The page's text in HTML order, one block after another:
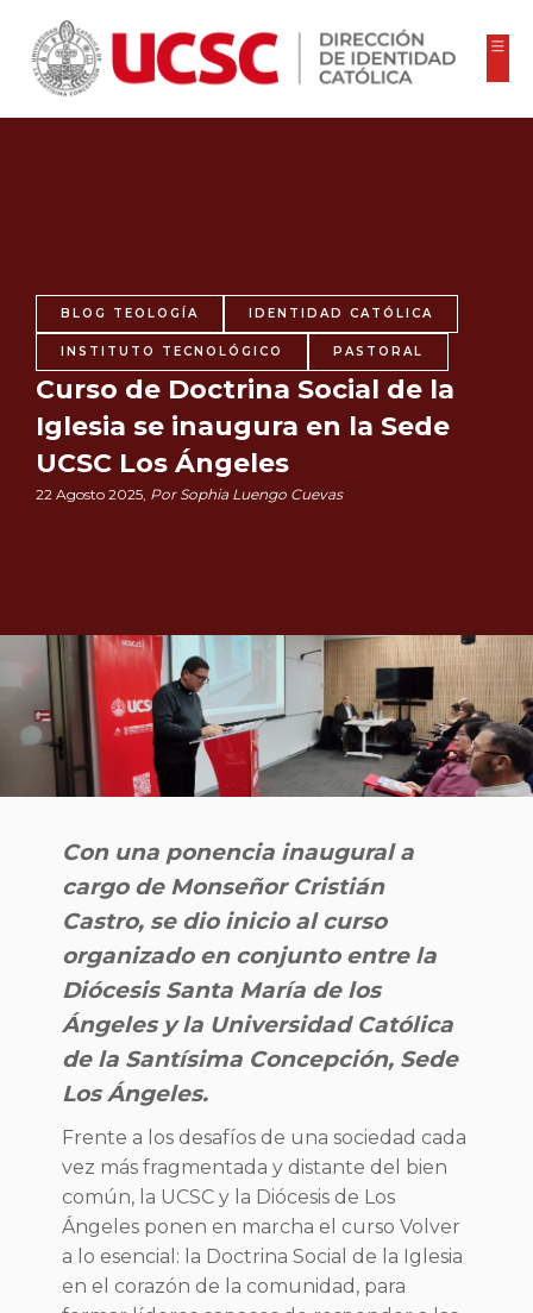
BLOG TEOLOGÍA IDENTIDAD CATÓLICA
INSTITUTO TECNOLÓGICO PASTORAL
Curso de Doctrina Social de la
Iglesia se inaugura en la Sede
UCSC Los Ángeles
22 Agosto 2025, Por Sophia Luengo Cuevas
Con una ponencia inaugural a
cargo de Monseñor Cristián
Castro, se dio inicio al curso
organizado en conjunto entre la
Diócesis Santa María de los
Ángeles y la Universidad Católica
de la Santísima Concepción, Sede
Los Ángeles.
Frente a los desafíos de una sociedad cada
vez más fragmentada y distante del bien
común, la UCSC y la Diócesis de Los
Ángeles ponen en marcha el curso Volver
a lo esencial: la Doctrina Social de la Iglesia
en el corazón de la comunidad, para